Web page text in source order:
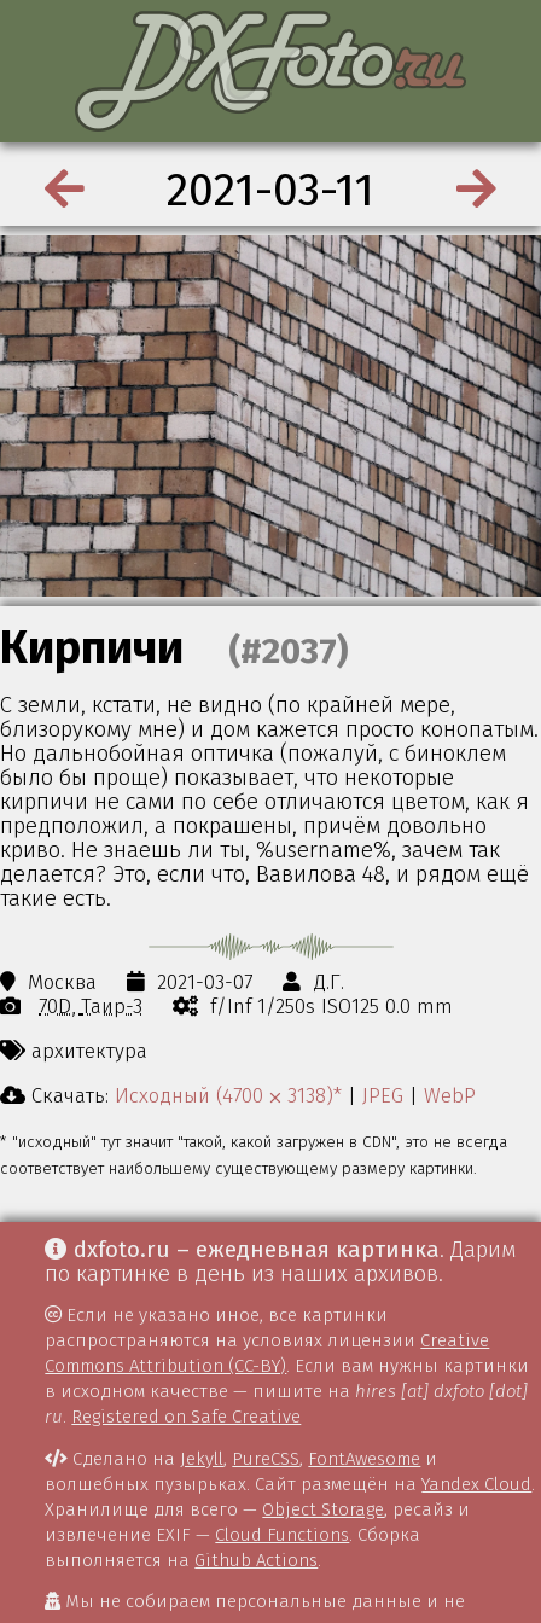
2021-03-11
Кирпичи (#2037)
С земли, кстати, не видно (по крайней мере,
близорукому мне) и дом кажется просто конопатым.
Но дальнобойная оптичка (пожалуй, с биноклем
было бы проще) показывает, что некоторые
кирпичи не сами по себе отличаются цветом, как я
предположил, а покрашены, причём довольно
криво. Не знаешь ли ты, %username%, зачем так
делается? Это, если что, Вавилова 48, и рядом ещё
такие есть.
Москва 2021-03-07
Д.Г.
70D Таир-3
f/Inf 1/250s ISO125 0.0 mm
архитектура
Скачать: Исходный (4700 ⨉ 3138)* | JPEG | WebP
* "исходный" тут значит "такой, какой загружен в CDN", это не всегда
соответствует наибольшему существующему размеру картинки.
dxfoto.ru – ежедневная картинка. Дарим
по картинке в день из наших архивов.
Если не указано иное, все картинки
распространяются на условиях лицензии Creative
Commons Attribution (CC-BY). Если вам нужны картинки
в исходном качестве — пишите на hires [at] dxfoto [dot]
ru. Registered on Safe Creative
Сделано на Jekyll, PureCSS, FontAwesome и
волшебных пузырьках. Сайт размещён наYandex Cloud
Хранилище для всего — Object Storage, ресайз и
извлечение EXIF — Cloud Functions . Сборка
выполняется на Github Actions
Мы не собираем персональные данные и не